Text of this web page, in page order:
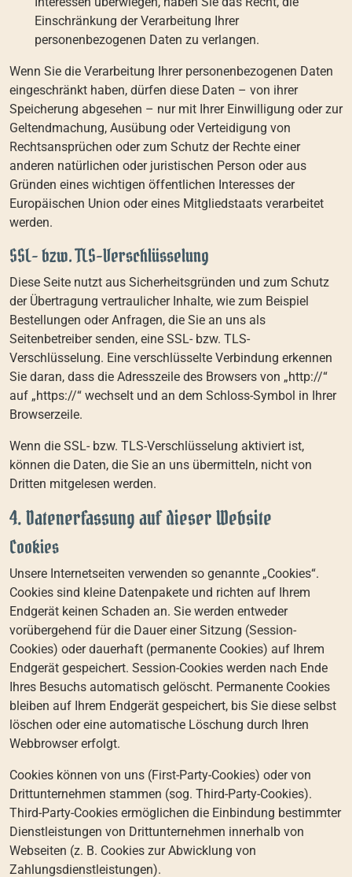
Einschränkung der Verarbeitung Ihrer
personenbezogenen Daten zu verlangen.
Wenn Sie die Verarbeitung Ihrer personenbezogenen Daten
eingeschränkt haben, dürfen diese Daten – von ihrer
Speicherung abgesehen – nur mit Ihrer Einwilligung oder zur
Geltendmachung, Ausübung oder Verteidigung von
Rechtsansprüchen oder zum Schutz der Rechte einer
anderen natürlichen oder juristischen Person oder aus
Gründen eines wichtigen öffentlichen Interesses der
Europäischen Union oder eines Mitgliedstaats verarbeitet
werden.
SSL- bzw. TLS-Verschlüsselung
Diese Seite nutzt aus Sicherheitsgründen und zum Schutz
der Übertragung vertraulicher Inhalte, wie zum Beispiel
Bestellungen oder Anfragen, die Sie an uns als
Seitenbetreiber senden, eine SSL- bzw. TLS-
Verschlüsselung. Eine verschlüsselte Verbindung erkennen
Sie daran, dass die Adresszeile des Browsers von „http://“
auf „https://“ wechselt und an dem Schloss-Symbol in Ihrer
Browserzeile.
Wenn die SSL- bzw. TLS-Verschlüsselung aktiviert ist,
können die Daten, die Sie an uns übermitteln, nicht von
Dritten mitgelesen werden.
4. Datenerfassung auf dieser Website
Cookies
Unsere Internetseiten verwenden so genannte „Cookies“.
Cookies sind kleine Datenpakete und richten auf Ihrem
Endgerät keinen Schaden an. Sie werden entweder
vorübergehend für die Dauer einer Sitzung (Session-
Cookies) oder dauerhaft (permanente Cookies) auf Ihrem
Endgerät gespeichert. Session-Cookies werden nach Ende
Ihres Besuchs automatisch gelöscht. Permanente Cookies
bleiben auf Ihrem Endgerät gespeichert, bis Sie diese selbst
löschen oder eine automatische Löschung durch Ihren
Webbrowser erfolgt.
Cookies können von uns (First-Party-Cookies) oder von
Drittunternehmen stammen (sog. Third-Party-Cookies).
Third-Party-Cookies ermöglichen die Einbindung bestimmter
Dienstleistungen von Drittunternehmen innerhalb von
Webseiten (z. B. Cookies zur Abwicklung von
Zahlungsdienstleistungen).